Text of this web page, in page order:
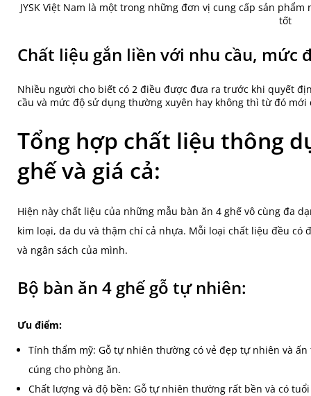
JYSK Việt Nam là một trong những đơn vị cung cấp sản
tốt
Chất liệu gắn liền với nhu cầu, mức
Nhiều người cho biết có 2 điều được đưa ra trước khi quyết
cầu và mức độ sử dụng thường xuyên hay không thì từ đó
Tổng hợp chất liệu thông
ghế và giá cả:
Hiện này chất liệu của những mẫu bàn ăn 4 ghế vô cùng đa
kim loại, da du và thậm chí cả nhựa. Mỗi loại chất liệu đều
và ngân sách của mình.
Bộ bàn ăn 4 ghế gỗ tự nhiên:
Ưu điểm:
Tính thẩm mỹ: Gỗ tự nhiên thường có vẻ đẹp tự nhiên và
cúng cho phòng ăn.
Chất lượng và độ bền: Gỗ tự nhiên thường rất bền và có